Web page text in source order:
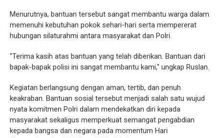
Menurutnya, bantuan tersebut sangat membantu warga dalam
memenuhi kebutuhan pokok sehari-hari serta mempererat
hubungan silaturahmi antara masyarakat dan Polri.
"Terima kasih atas bantuan yang telah diberikan. Bantuan dari
bapak-bapak polisi ini sangat membantu kami," ungkap Ruslan.
Kegiatan berlangsung dengan aman, tertib, dan penuh
keakraban. Bantuan sosial tersebut menjadi salah satu wujud
nyata komitmen Polri dalam mendekatkan diri kepada
masyarakat sekaligus memperkuat semangat pengabdian
kepada bangsa dan negara pada momentum Hari